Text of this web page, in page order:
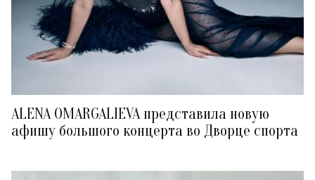
ALENA OMARGALIEVA представила новую
афишу большого концерта во Дворце спорта